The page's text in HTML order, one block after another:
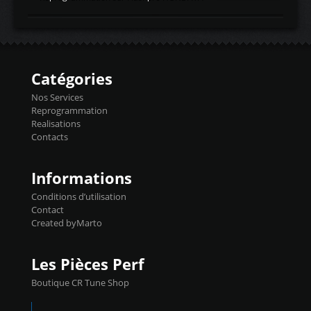
d'admissiontemp ex. pour atmo -30- 80°C
temperaturetemperature ldr moteurtemp
Injecteurs + Flashpro 1370€ TTC Le
précise et performante. Vous pourrez
basculer de la carto sans plomb à Ethanol à
l'aide du flashpro OPTION ECONOMIQUES
Reprog SP 98 sur le calculateur d'origine
450€ TTC Un gain d'environ 10cv et 15nm
Catégories
Nos Services
Reprogrammation
Realisations
Contacts
Informations
Conditions d’utilisation
Contact
Created byMarto
Les Pièces Perf
Boutique CR Tune Shop